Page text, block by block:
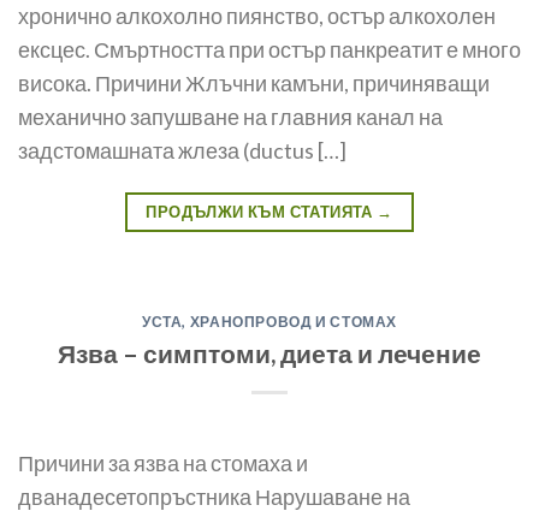
хронично алкохолно пиянство, остър алкохолен
ексцес. Смъртността при остър панкреатит е много
висока. Причини Жлъчни камъни, причиняващи
механично запушване на главния канал на
задстомашната жлеза (ductus […]
ПРОДЪЛЖИ КЪМ СТАТИЯТА →
УСТА, ХРАНОПРОВОД И СТОМАХ
Язва – симптоми, диета и лечение
Причини за язва на стомаха и
дванадесетопръстника Нарушаване на